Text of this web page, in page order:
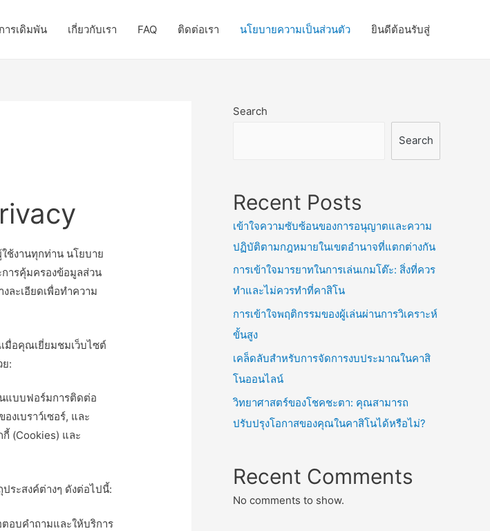
ารเดิมพัน เกี่ยวกับเรา FAQ ติดต่อเรา นโยบายความเป็นส่วนตัว ยินดีต้อนรับสู่
ช้งานทุกท่าน นโยบาย
การคุ้มครองข้อมูลส่วน
ะเอียดเพื่อทำความ
มื่อคุณเยี่ยมชมเว็บไซต์
:
แบบฟอร์มการติดต่อ
งเบราว์เซอร์, และ
(Cookies) และ
ระสงค์ต่างๆ ดังต่อไปนี้:
อบคำถามและให้บริการ
Search
Search
Recent Posts
เข้าใจความซับซ้อนของการอนุญาตและความ
ปฏิบัติตามกฎหมายในเขตอำนาจที่แตกต่างกัน
การเข้าใจมารยาทในการเล่นเกมโต๊ะ: สิ่งที่ควร
ทำและไม่ควรทำที่คาสิโน
การเข้าใจพฤติกรรมของผู้เล่นผ่านการวิเคราะห์
ขั้นสูง
เคล็ดลับสำหรับการจัดการงบประมาณในคาสิ
โนออนไลน์
วิทยาศาสตร์ของโชคชะตา: คุณสามารถ
ปรับปรุงโอกาสของคุณในคาสิโนได้หรือไม่?
Recent Comments
No comments to show.